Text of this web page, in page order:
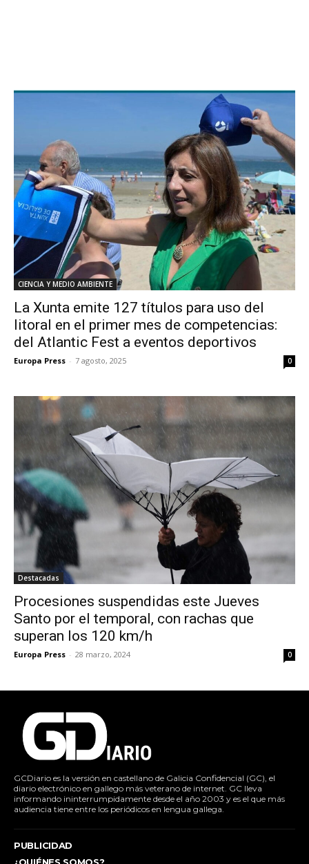
CIENCIA Y MEDIO AMBIENTE
La Xunta emite 127 títulos para uso del
litoral en el primer mes de competencias:
del Atlantic Fest a eventos deportivos
Europa Press - 7 agosto, 2025 0
Destacadas
Procesiones suspendidas este Jueves
Santo por el temporal, con rachas que
superan los 120 km/h
Europa Press - 28 marzo, 2024 0
GCDiario es la versión en castellano de Galicia Confidencial (GC), el
diario electrónico en gallego más veterano de internet. GC lleva
informando ininterrumpidamente desde el año 2003 y es el que más
audiencia tiene entre los periódicos en lengua gallega.
PUBLICIDAD
¿QUIÉNES SOMOS?